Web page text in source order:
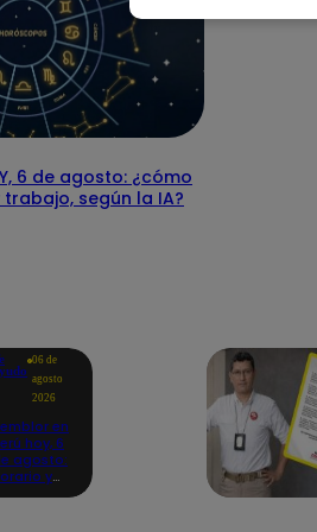
6 de agosto: ¿cómo
según la IA?
06 de
agosto
2026
en
hoy, 6
agosto:
y